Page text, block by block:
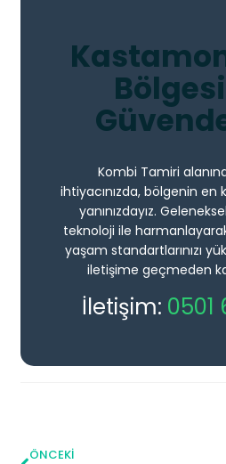
Kombi Tamiri
ihtiyacınızda, bölgenin en
yanınızdayız.
teknoloji ile
yaşam standartlarınızı
iletişime geçmeden
İletişim: 0501
ÖNCEKI